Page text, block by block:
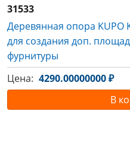
31533
Деревянная опора KUPO
для создания доп.
фурнитуры
Цена: 4290.00000000 ₽
В